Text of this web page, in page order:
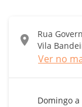
location_on
Rua
Vila
Ver no
Domingo